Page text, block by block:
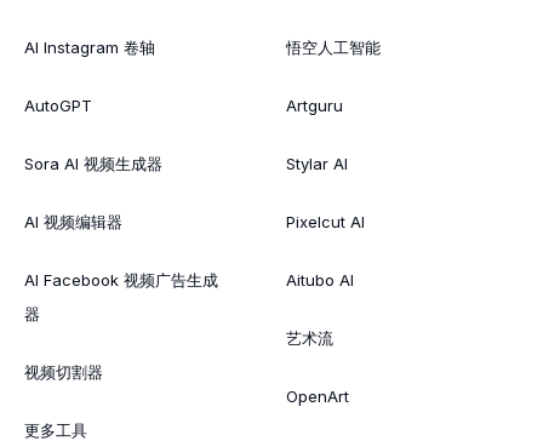
AI Instagram 卷轴
AutoGPT
Sora AI 视频生成器
AI 视频编辑器
AI Facebook 视频广告生成
器
视频切割器
更多工具
悟空人工智能
Artguru
Stylar AI
Pixelcut AI
Aitubo AI
艺术流
OpenArt